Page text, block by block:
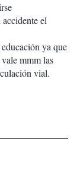
el
ya que
mmm las
vial.